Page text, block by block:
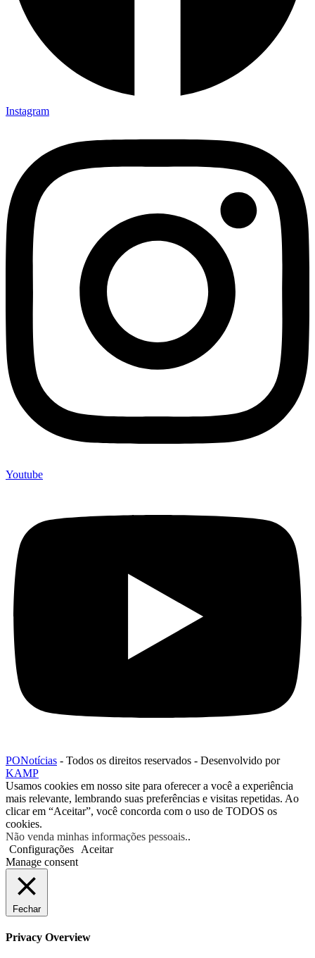
Instagram
Youtube
PONotícias - Todos os direitos reservados - Desenvolvido por
KAMP
Usamos cookies em nosso site para oferecer a você a experiência
mais relevante, lembrando suas preferências e visitas repetidas. Ao
clicar em “Aceitar”, você concorda com o uso de TODOS os
cookies.
Não venda minhas informações pessoais..
Configurações
Aceitar
Manage consent
Fechar
Privacy Overview